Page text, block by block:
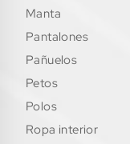
manta
pantalones
pañuelos
petos
polos
ropa interior